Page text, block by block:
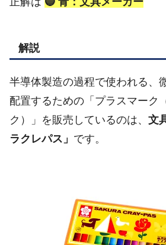
解説
半導体製造の過程で使われる、
配置するための「プラスマーク
ク）」を販売しているのは、 文
ラクレパス」 です。